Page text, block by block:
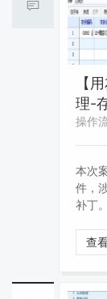
【
理-
单
操作
本次
件，
补丁
支持
查